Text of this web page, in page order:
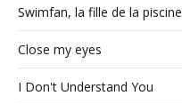
Swimfan, la fille de la piscine
Close my eyes
I Don't Understand You